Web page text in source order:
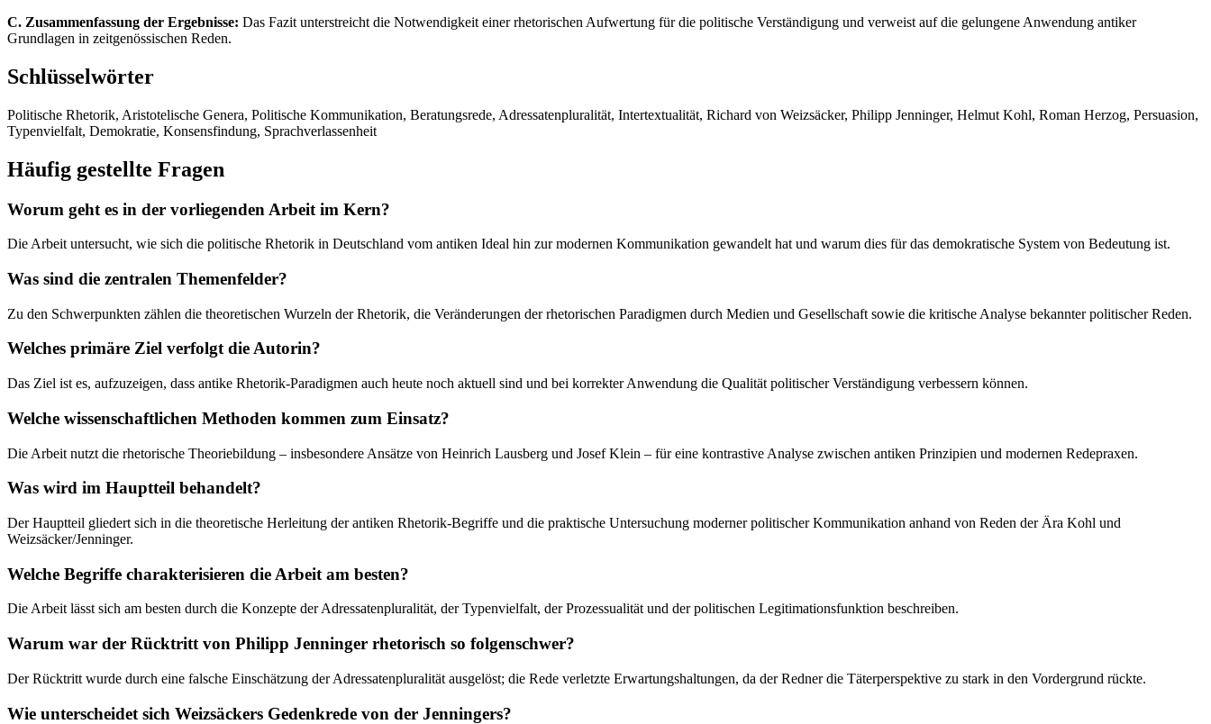
C. Zusammenfassung der Ergebnisse: Das Fazit unterstreicht die Notwendigkeit einer rhetorischen Aufwertung für die politische Verständigung und verweist auf die gelungene Anwendung antiker
Grundlagen in zeitgenössischen Reden.
Schlüsselwörter
Politische Rhetorik, Aristotelische Genera, Politische Kommunikation, Beratungsrede, Adressatenpluralität, Intertextualität, Richard von Weizsäcker, Philipp Jenninger, Helmut Kohl, Roman Herzog, Persuasion,
Typenvielfalt, Demokratie, Konsensfindung, Sprachverlassenheit
Häufig gestellte Fragen
Worum geht es in der vorliegenden Arbeit im Kern?
Die Arbeit untersucht, wie sich die politische Rhetorik in Deutschland vom antiken Ideal hin zur modernen Kommunikation gewandelt hat und warum dies für das demokratische System von Bedeutung ist.
Was sind die zentralen Themenfelder?
Zu den Schwerpunkten zählen die theoretischen Wurzeln der Rhetorik, die Veränderungen der rhetorischen Paradigmen durch Medien und Gesellschaft sowie die kritische Analyse bekannter politischer Reden.
Welches primäre Ziel verfolgt die Autorin?
Das Ziel ist es, aufzuzeigen, dass antike Rhetorik-Paradigmen auch heute noch aktuell sind und bei korrekter Anwendung die Qualität politischer Verständigung verbessern können.
Welche wissenschaftlichen Methoden kommen zum Einsatz?
Die Arbeit nutzt die rhetorische Theoriebildung – insbesondere Ansätze von Heinrich Lausberg und Josef Klein – für eine kontrastive Analyse zwischen antiken Prinzipien und modernen Redepraxen.
Was wird im Hauptteil behandelt?
Der Hauptteil gliedert sich in die theoretische Herleitung der antiken Rhetorik-Begriffe und die praktische Untersuchung moderner politischer Kommunikation anhand von Reden der Ära Kohl und
Weizsäcker/Jenninger.
Welche Begriffe charakterisieren die Arbeit am besten?
Die Arbeit lässt sich am besten durch die Konzepte der Adressatenpluralität, der Typenvielfalt, der Prozessualität und der politischen Legitimationsfunktion beschreiben.
Warum war der Rücktritt von Philipp Jenninger rhetorisch so folgenschwer?
Der Rücktritt wurde durch eine falsche Einschätzung der Adressatenpluralität ausgelöst; die Rede verletzte Erwartungshaltungen, da der Redner die Täterperspektive zu stark in den Vordergrund rückte.
Wie unterscheidet sich Weizsäckers Gedenkrede von der Jenningers?